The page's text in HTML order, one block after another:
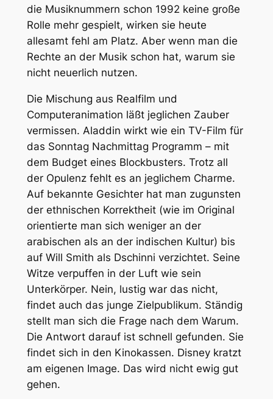
die Musiknummern schon 1992 keine große
Rolle mehr gespielt, wirken sie heute
allesamt fehl am Platz. Aber wenn man die
Rechte an der Musik schon hat, warum sie
nicht neuerlich nutzen.
Die Mischung aus Realfilm und
Computeranimation läßt jeglichen Zauber
vermissen. Aladdin wirkt wie ein TV-Film für
das Sonntag Nachmittag Programm – mit
dem Budget eines Blockbusters. Trotz all
der Opulenz fehlt es an jeglichem Charme.
Auf bekannte Gesichter hat man zugunsten
der ethnischen Korrektheit (wie im Original
orientierte man sich weniger an der
arabischen als an der indischen Kultur) bis
auf Will Smith als Dschinni verzichtet. Seine
Witze verpuffen in der Luft wie sein
Unterkörper. Nein, lustig war das nicht,
findet auch das junge Zielpublikum. Ständig
stellt man sich die Frage nach dem Warum.
Die Antwort darauf ist schnell gefunden. Sie
findet sich in den Kinokassen. Disney kratzt
am eigenen Image. Das wird nicht ewig gut
gehen.